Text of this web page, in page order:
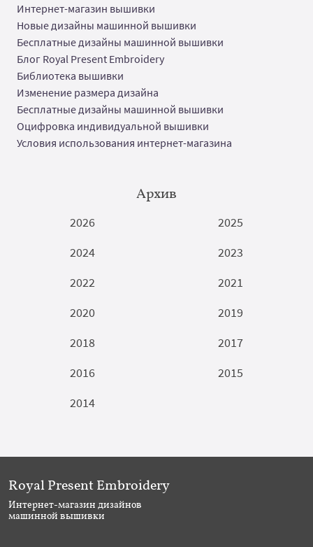
Интернет-магазин вышивки
Новые дизайны машинной вышивки
Бесплатные дизайны машинной вышивки
Блог Royal Present Embroidery
Библиотека вышивки
Изменение размера дизайна
Бесплатные дизайны машинной вышивки
Оцифровка индивидуальной вышивки
Условия использования интернет-магазина
Архив
2026
2025
2024
2023
2022
2021
2020
2019
2018
2017
2016
2015
2014
Royal Present Embroidery
Интернет-магазин дизайнов
машинной вышивки